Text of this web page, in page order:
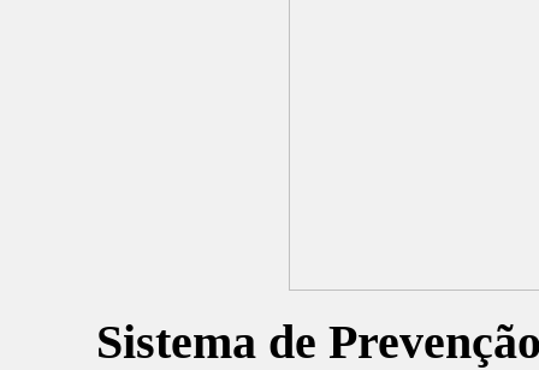
Sistema de